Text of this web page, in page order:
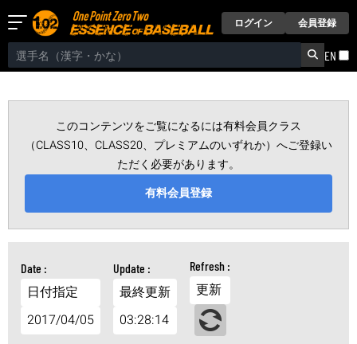
ログイン 会員登録
EN
このコンテンツをご覧になるには有料会員クラス
（CLASS10、CLASS20、プレミアムのいずれか）へご登録い
ただく必要があります。
有料会員登録
日付指定
2017/04/05
最終更新
03:28:14
更新